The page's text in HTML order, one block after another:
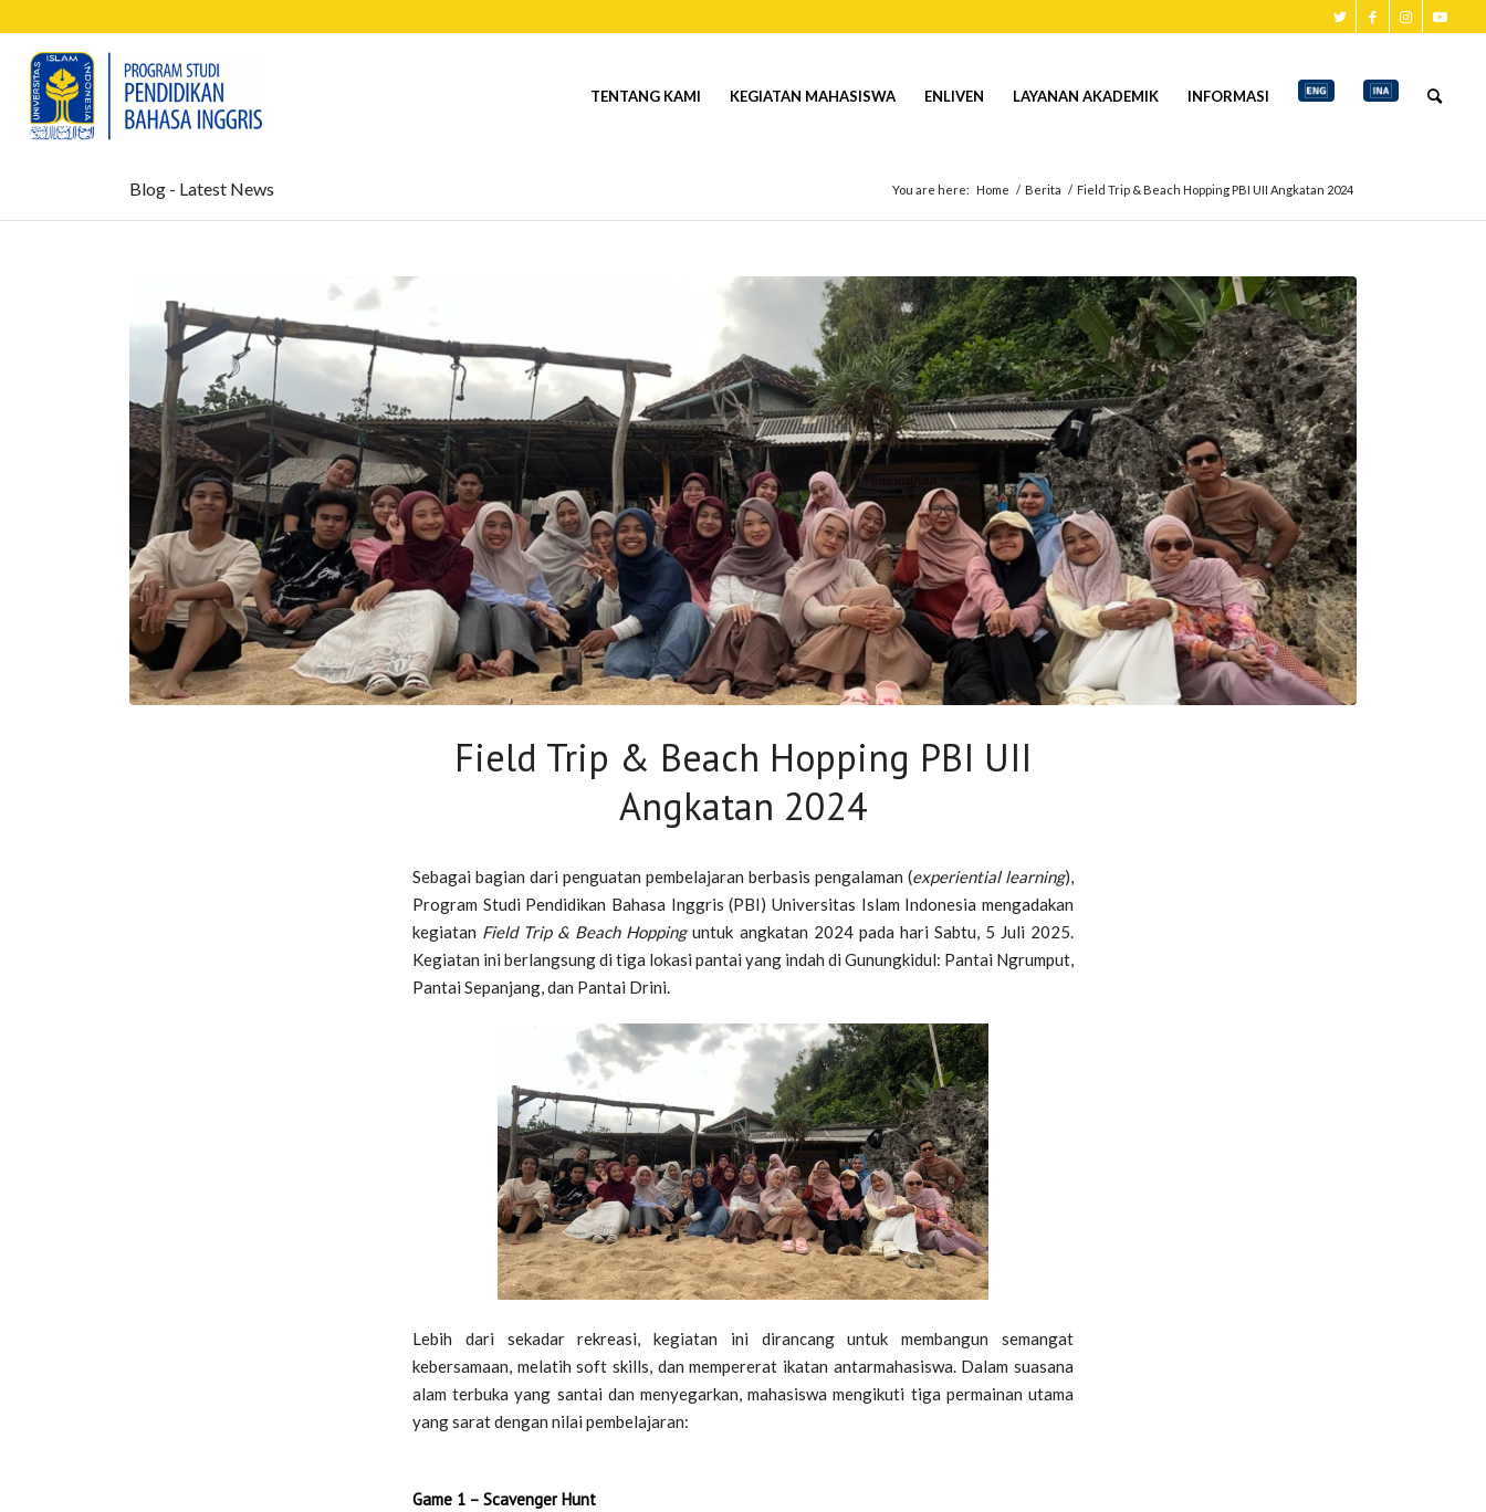
TENTANG KAMI KEGIATAN MAHASISWA ENLIVEN LAYANAN AKADEMIK INFORMASI
Blog - Latest News You are here: Home / Berita / Field Trip & Beach Hopping PBI UII Angkatan 2024
Field Trip & Beach Hopping PBI UII
Angkatan 2024
Sebagai bagian dari penguatan pembelajaran berbasis pengalaman (experiential learning),
Program Studi Pendidikan Bahasa Inggris (PBI) Universitas Islam Indonesia mengadakan
kegiatan Field Trip & Beach Hoppinguntuk angkatan 2024 pada hari Sabtu, 5 Juli 2025.
Kegiatan ini berlangsung di tiga lokasi pantai yang indah di Gunungkidul: Pantai Ngrumput,
Pantai Sepanjang, dan Pantai Drini.
Lebih dari sekadar rekreasi, kegiatan ini dirancang untuk membangun semangat
kebersamaan, melatih soft skills, dan mempererat ikatan antarmahasiswa. Dalam suasana
alam terbuka yang santai dan menyegarkan, mahasiswa mengikuti tiga permainan utama
yang sarat dengan nilai pembelajaran:
Game 1 – Scavenger Hunt